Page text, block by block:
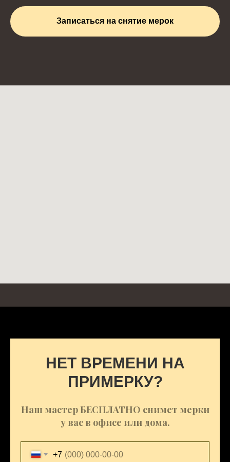
Записаться на снятие мерок
НЕТ ВРЕМЕНИ НА
ПРИМЕРКУ?
Наш мастер БЕСПЛАТНО снимет мерки
у вас в офисе или дома.
+7